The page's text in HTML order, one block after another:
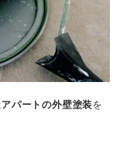
パートの外壁塗装を